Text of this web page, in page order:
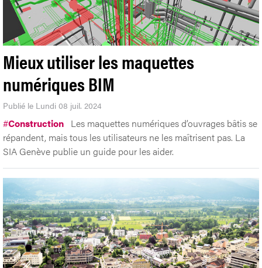
Mieux utiliser les maquettes
numériques BIM
Publié le Lundi 08 juil. 2024
#Construction Les maquettes numériques d’ouvrages bâtis se
répandent, mais tous les utilisateurs ne les maîtrisent pas. La
SIA Genève publie un guide pour les aider.